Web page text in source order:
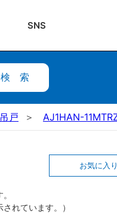
SNS
検索
吊戸 AJ1HAN-
お気に入り
れています。）